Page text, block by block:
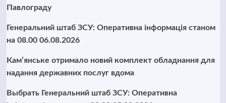
Павлограду
Генеральний штаб ЗСУ: Оперативна інформація станом
на 08.00 06.08.2026
Кам’янське отримало новий комплект обладнання для
надання державних послуг вдома
Выбрать Генеральний штаб ЗСУ: Оперативна